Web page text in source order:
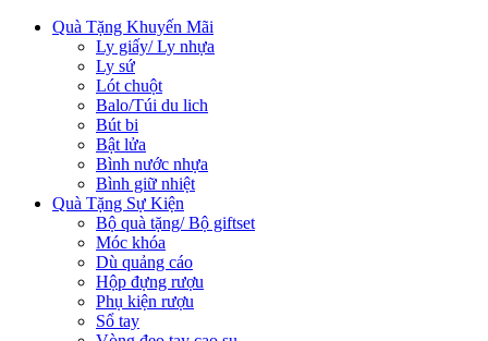
Quà Tặng Khuyến Mãi
Ly giấy/ Ly nhựa
Ly sứ
Lót chuột
Balo/Túi du lich
Bút bi
Bật lửa
Bình nước nhựa
Bình giữ nhiệt
Quà Tặng Sự Kiện
Bộ quà tặng/ Bộ giftset
Móc khóa
Dù quảng cáo
Hộp đựng rượu
Phụ kiện rượu
Sổ tay